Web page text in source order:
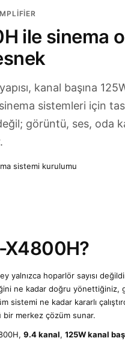
ile sinema
kanal başına
sistemleri için
görüntü, ses,
X4800H?
yalnızca hoparlör sayısı
ne kadar doğru yönettiğiniz,
sistemi ne kadar kararlı
merkez çözüm sunar.
9.4 kanal, 125W kanal